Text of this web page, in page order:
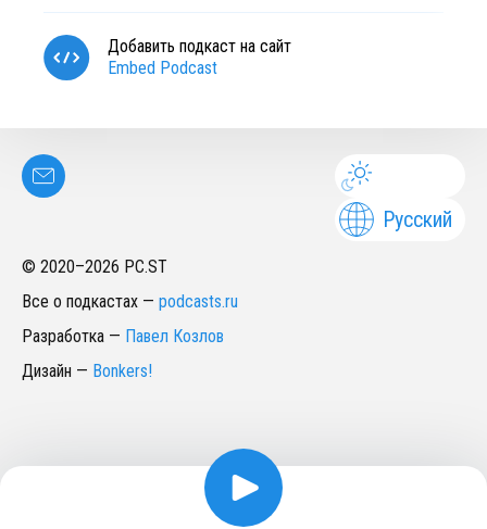
Добавить подкаст на сайт
Embed Podcast
Русский
© 2020–2026 PC.ST
Все о подкастах — podcasts.ru
Разработка — Павел Козлов
Дизайн — Bonkers!